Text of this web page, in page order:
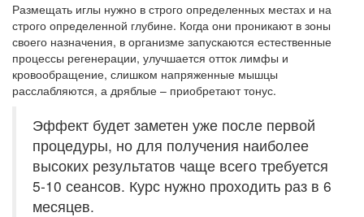
Размещать иглы нужно в строго определенных местах и на
строго определенной глубине. Когда они проникают в зоны
своего назначения, в организме запускаются естественные
процессы регенерации, улучшается отток лимфы и
кровообращение, слишком напряженные мышцы
расслабляются, а дряблые – приобретают тонус.
Эффект будет заметен уже после первой
процедуры, но для получения наиболее
высоких результатов чаще всего требуется
5-10 сеансов. Курс нужно проходить раз в 6
месяцев.